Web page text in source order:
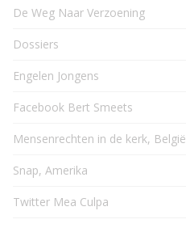
De Weg Naar Verzoening
Dossiers
Engelen Jongens
Facebook Bert Smeets
Mensenrechten in de kerk, België
Snap, Amerika
Twitter Mea Culpa